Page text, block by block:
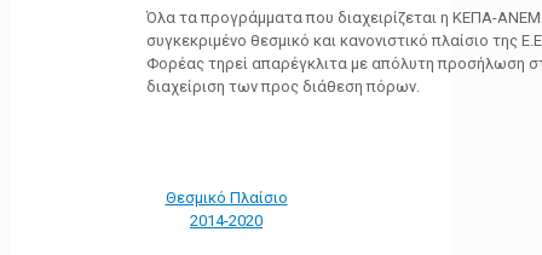
Όλα τα προγράμματα που διαχειρίζεται η ΚΕΠΑ-
συγκεκριμένο θεσμικό και κανονιστικό πλαίσιο της
Φορέας τηρεί απαρέγκλιτα με απόλυτη προσήλωση
διαχείριση των προς διάθεση πόρων.
Θεσμικό Πλαίσιο
2014-2020